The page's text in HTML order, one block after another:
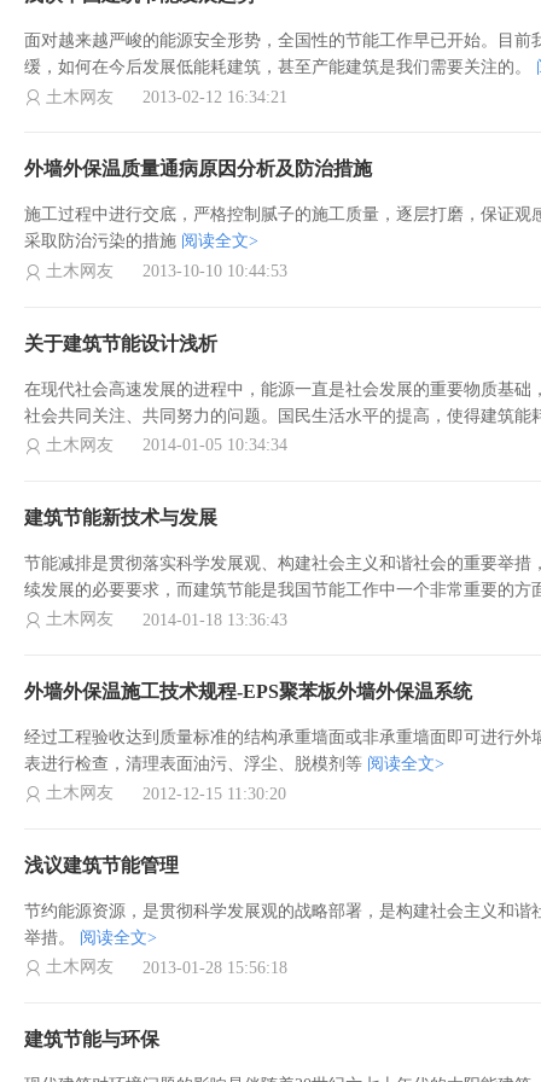
面对越来越严峻的能源安全形势，全国性的节能工作早已开始。目
缓，如何在今后发展低能耗建筑，甚至产能建筑是我们需要关注的。
土木网友
2013-02-12 16:34:21
外墙外保温质量通病原因分析及防治措施
施工过程中进行交底，严格控制腻子的施工质量，逐层打磨，保证
采取防治污染的措施 阅读全文>
土木网友
2013-10-10 10:44:53
关于建筑节能设计浅析
在现代社会高速发展的进程中，能源一直是社会发展的重要物质基
社会共同关注、共同努力的问题。国民生活水平的提高，使得建筑
土木网友
2014-01-05 10:34:34
建筑节能新技术与发展
节能减排是贯彻落实科学发展观、构建社会主义和谐社会的重要举
续发展的必要要求，而建筑节能是我国节能工作中一个非常重要的方
土木网友
2014-01-18 13:36:43
外墙外保温施工技术规程-EPS聚苯板外墙外保温系统
经过工程验收达到质量标准的结构承重墙面或非承重墙面即可进行
表进行检查，清理表面油污、浮尘、脱模剂等 阅读全文>
土木网友
2012-12-15 11:30:20
浅议建筑节能管理
节约能源资源，是贯彻科学发展观的战略部署，是构建社会主义和
举措。 阅读全文>
土木网友
2013-01-28 15:56:18
建筑节能与环保